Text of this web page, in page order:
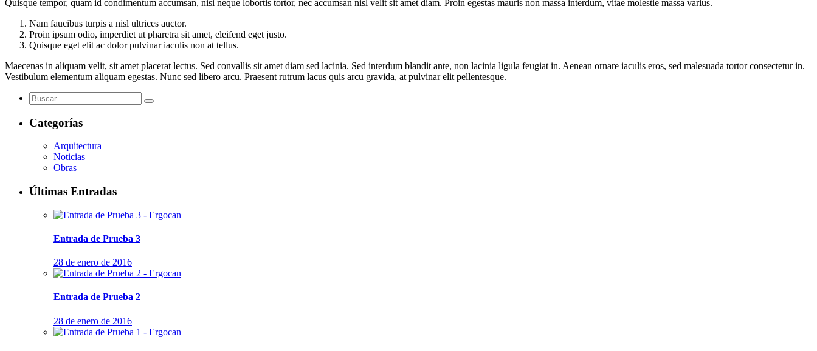
Quisque tempor, quam id condimentum accumsan, nisi neque lobortis tortor, nec accumsan nisl velit sit amet diam. Proin egestas mauris non massa interdum, vitae molestie massa varius.
Nam faucibus turpis a nisl ultrices auctor.
Proin ipsum odio, imperdiet ut pharetra sit amet, eleifend eget justo.
Quisque eget elit ac dolor pulvinar iaculis non at tellus.
Maecenas in aliquam velit, sit amet placerat lectus. Sed convallis sit amet diam sed lacinia. Sed interdum blandit ante, non lacinia ligula feugiat in. Aenean ornare iaculis eros, sed malesuada tortor consectetur in.
Vestibulum elementum aliquam egestas. Nunc sed libero arcu. Praesent rutrum lacus quis arcu gravida, at pulvinar elit pellentesque.
Categorías
Arquitectura
Noticias
Obras
Últimas Entradas
Entrada de Prueba 3
28 de enero de 2016
Entrada de Prueba 2
28 de enero de 2016